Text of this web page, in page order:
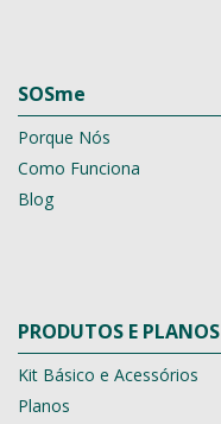
SOSme
Porque Nós
Como Funciona
Blog
PRODUTOS E PLANOS
Kit Básico e Acessórios
Planos